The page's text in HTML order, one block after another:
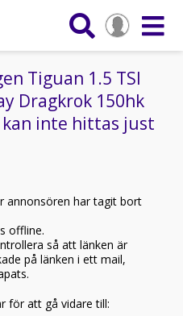
Tiguan 1.5 TSI
Dragkrok 150hk
kan inte hittas just
annonsören har tagit bort
offline.
så att länken är
på länken i ett mail,
för att gå vidare till: